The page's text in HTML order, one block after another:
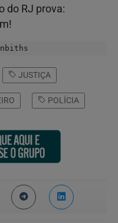
do RJ prova:
JUSTIÇA
POLÍCIA